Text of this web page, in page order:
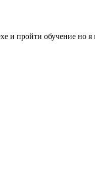
и пройти обучение но